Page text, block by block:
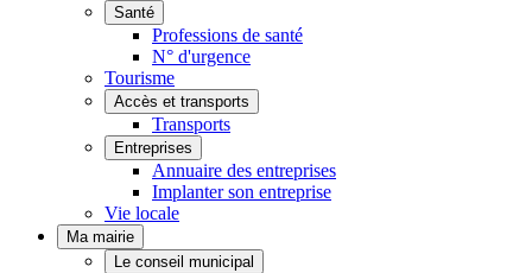
Santé
Professions de santé
N° d'urgence
Tourisme
Accès et transports
Transports
Entreprises
Annuaire des entreprises
Implanter son entreprise
Vie locale
Ma mairie
Le conseil municipal